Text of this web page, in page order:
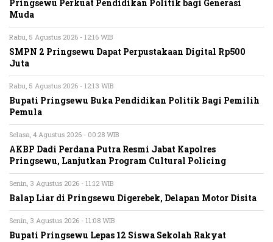
Pringsewu Perkuat Pendidikan Politik bagi Generasi
Muda
Rabu, 5 Agustus 2026 - 12:16 WIB
SMPN 2 Pringsewu Dapat Perpustakaan Digital Rp500
Juta
Rabu, 5 Agustus 2026 - 12:13 WIB
Bupati Pringsewu Buka Pendidikan Politik Bagi Pemilih
Pemula
Selasa, 4 Agustus 2026 - 00:28 WIB
AKBP Dadi Perdana Putra Resmi Jabat Kapolres
Pringsewu, Lanjutkan Program Cultural Policing
Senin, 3 Agustus 2026 - 11:12 WIB
Balap Liar di Pringsewu Digerebek, Delapan Motor Disita
Senin, 3 Agustus 2026 - 11:08 WIB
Bupati Pringsewu Lepas 12 Siswa Sekolah Rakyat